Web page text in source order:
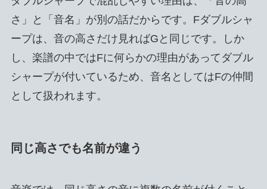
さ」と「音名」が別の話だからです。Fダブルシャ
ープは、音の高さだけ見ればGと同じです。しか
し、楽譜の中ではFに何らかの理由があってダブル
シャープが付いているため、音名としてはFの仲間
として扱われます。
同じ高さでも名前が違う